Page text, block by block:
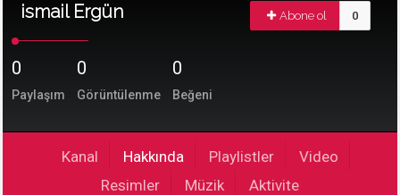
ismail Ergün Abone ol 0
0
Paylaşım
0
Görüntülenme
0
Beğeni
Kanal Hakkında Playlistler
Video
Resimler
Müzik Aktivite